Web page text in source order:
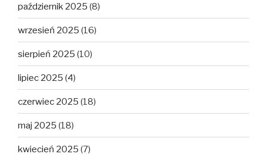
październik 2025 (8)
wrzesień 2025 (16)
sierpień 2025 (10)
lipiec 2025 (4)
czerwiec 2025 (18)
maj 2025 (18)
kwiecień 2025 (7)